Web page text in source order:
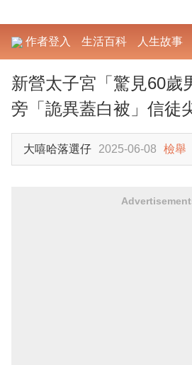
作者登入 生活百科 人生故事
新營太子宮「驚見60歲
旁「詭異蓋白被」信徒
大嘻哈落選仔 2025-06-08 檢舉